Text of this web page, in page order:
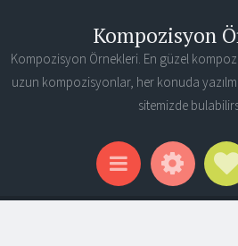
Kompozisyon
Kompozisyon Örnekleri. En güzel
uzun kompozisyonlar, her konuda
sitemizde
Menu Widgets